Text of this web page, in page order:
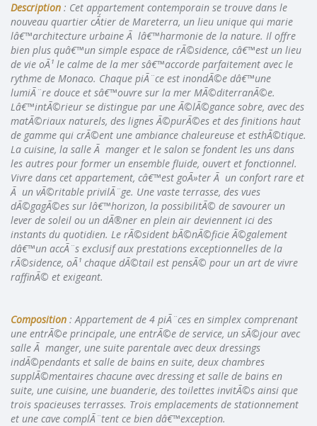
Description : Cet appartement contemporain se trouve dans le
nouveau quartier cÃ´tier de Mareterra, un lieu unique qui marie
lâ€™architecture urbaine Ã lâ€™harmonie de la nature. Il offre
bien plus quâ€™un simple espace de rÃ©sidence, câ€™est un lieu
de vie oÃ¹ le calme de la mer sâ€™accorde parfaitement avec le
rythme de Monaco. Chaque piÃ¨ce est inondÃ©e dâ€™une
lumiÃ¨re douce et sâ€™ouvre sur la mer MÃ©diterranÃ©e.
Lâ€™intÃ©rieur se distingue par une Ã©lÃ©gance sobre, avec des
matÃ©riaux naturels, des lignes Ã©purÃ©es et des finitions haut
de gamme qui crÃ©ent une ambiance chaleureuse et esthÃ©tique.
La cuisine, la salle Ã manger et le salon se fondent les uns dans
les autres pour former un ensemble fluide, ouvert et fonctionnel.
Vivre dans cet appartement, câ€™est goÃ»ter Ã un confort rare et
Ã un vÃ©ritable privilÃ¨ge. Une vaste terrasse, des vues
dÃ©gagÃ©es sur lâ€™horizon, la possibilitÃ© de savourer un
lever de soleil ou un dÃ®ner en plein air deviennent ici des
instants du quotidien. Le rÃ©sident bÃ©nÃ©ficie Ã©galement
dâ€™un accÃ¨s exclusif aux prestations exceptionnelles de la
rÃ©sidence, oÃ¹ chaque dÃ©tail est pensÃ© pour un art de vivre
raffinÃ© et exigeant.
Composition : Appartement de 4 piÃ¨ces en simplex comprenant
une entrÃ©e principale, une entrÃ©e de service, un sÃ©jour avec
salle Ã manger, une suite parentale avec deux dressings
indÃ©pendants et salle de bains en suite, deux chambres
supplÃ©mentaires chacune avec dressing et salle de bains en
suite, une cuisine, une buanderie, des toilettes invitÃ©s ainsi que
trois spacieuses terrasses. Trois emplacements de stationnement
et une cave complÃ¨tent ce bien dâ€™exception.